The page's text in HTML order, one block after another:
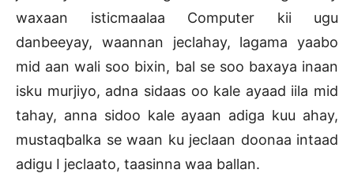
waxaan isticmaalaa Computer kii ugu
danbeeyay, waannan jeclahay, lagama yaabo
mid aan wali soo bixin, bal se soo baxaya inaan
isku murjiyo, adna sidaas oo kale ayaad iila mid
tahay, anna sidoo kale ayaan adiga kuu ahay,
mustaqbalka se waan ku jeclaan doonaa intaad
adigu I jeclaato, taasinna waa ballan.